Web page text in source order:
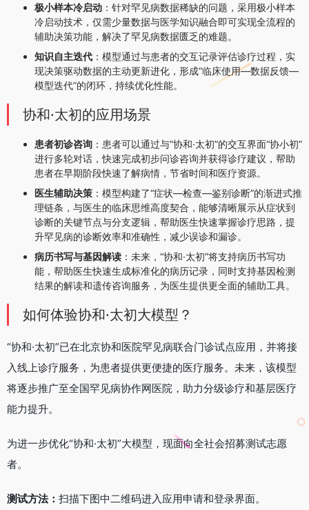
极小样本冷启动 ：针对罕见病数据稀缺的问题，采用极小样本
冷启动技术，仅需少量数据与医学知识融合即可实现全流程的
辅助决策功能，解决了罕见病数据匮乏的难题。
知识自主迭代 ：模型通过与患者的交互记录评估诊疗过程，实
现决策驱动数据的主动更新进化，形成“临床使用—数据反馈—
模型迭代”的闭环，持续优化性能。
协和·太初的应用场景
患者初诊咨询 ：患者可以通过与“协和·太初”的交互界面“协小初”
进行多轮对话，快速完成初步问诊咨询并获得诊疗建议，帮助
患者在早期阶段快速了解病情，节省时间和医疗资源。
医生辅助决策 ：模型构建了“症状—检查—鉴别诊断”的渐进式推
理链条，与医生的临床思维高度契合，能够清晰展示从症状到
诊断的关键节点与分支逻辑，帮助医生快速掌握诊疗思路，提
升罕见病的诊断效率和准确性，减少误诊和漏诊。
病历书写与基因解读 ：未来，“协和·太初”将支持病历书写功
能，帮助医生快速生成标准化的病历记录，同时支持基因检测
结果的解读和遗传咨询服务，为医生提供更全面的辅助工具。
如何体验协和·太初大模型？
“协和·太初”已在北京协和医院罕见病联合门诊试点应用，并将接
入线上诊疗服务，为患者提供更便捷的医疗服务。未来，该模型
将逐步推广至全国罕见病协作网医院，助力分级诊疗和基层医疗
能力提升。
为进一步优化“协和·太初”大模型，现面向全社会招募测试志愿
者。
测试方法： 扫描下图中二维码进入应用申请和登录界面。